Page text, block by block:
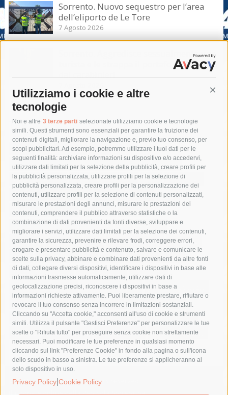
Utilizziamo i cookie e altre
tecnologie
Noi e altre 3 terze parti selezionate utilizziamo cookie e tecnologie
simili. Questi strumenti sono essenziali per garantire la fruizione dei
contenuti digitali, migliorare la navigazione e, previo tuo consenso, per
scopi pubblicitari. Ad esempio, potremmo utilizzare i tuoi dati per le
seguenti finalità: archiviare informazioni su dispositivo e/o accedervi,
utilizzare dati limitati per la selezione della pubblicità, creare profili per
la pubblicità personalizzata, utilizzare profili per la selezione di
pubblicità personalizzata, creare profili per la personalizzazione dei
contenuti, utilizzare profili per la selezione di contenuti personalizzati,
misurare le prestazioni degli annunci, misurare le prestazioni dei
contenuti, comprendere il pubblico attraverso statistiche o la
combinazione di dati provenienti da fonti diverse, sviluppare e
migliorare i servizi, utilizzare dati limitati per la selezione dei contenuti,
garantire la sicurezza, prevenire e rilevare frodi, correggere errori,
erogare e presentare pubblicità e contenuto, salvare e comunicare le
scelte sulla privacy, abbinare e combinare dati provenienti da altre fonti
di dati, collegare diversi dispositivi, identificare i dispositivi in base alle
informazioni trasmesse automaticamente, utilizzare dati di
geolocalizzazione precisi, riconoscere i dispositivi in base a
informazioni richieste attivamente. Puoi liberamente prestare, rifiutare o
revocare il tuo consenso senza incorrere in limitazioni sostanziali.
Cliccando su "Accetta cookie," acconsenti all'uso di cookie e strumenti
simili. Utilizza il pulsante "Gestisci Preferenze" per personalizzare le tue
scelte o "Rifiuta tutto" per proseguire senza cookie non strettamente
necessari. Puoi modificare le tue preferenze in qualsiasi momento
cliccando sul link "Preferenze Cookie" in fondo alla pagina o sull'icona
dello scudo in basso a sinistra. Le tue preferenze si applicheranno al
solo dispositivo in uso.
Privacy Policy Cookie Policy
Sorrento. Nuovo sequestro per l’area
dell’eliporto de Le Tore
7 Agosto 2026
Sorrento. Aggredisce sessualmente una
turista e le strappa il portafogli, fermato
dai carabinieri
Tag
acqua allerta meteo
anas
area marina protetta di punta campanella
arresto
Asl Napoli 3 sud
capitaneria di porto capri
carabinieri
castellammare di stabia
circumvesuviana
comune di sorrento
concerto
contagi
costiera amalfitana
covid-19 eav
elezioni
fondazione sorrento
gori guardia costiera
incidente
lavori
lorenzo balducelli mare
massa lubrense
massimo coppola
Meta napoli
ordinanza
penisola sorrentina
piano di sorrento
polizia municipale
protezione civile
Regione Campania
sant'agnello
sindaco cuomo
sorrento studenti temporali
treni
turismo
Vico Equense villa fiorentino vincenzo de luca
© 2015 SorrentoPress. All rights reserved.
Il giornale online della Penisola Sorrentina